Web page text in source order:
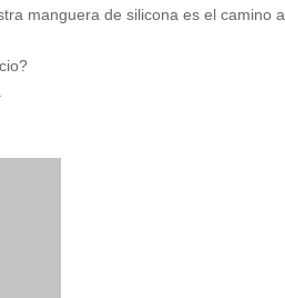
manguera de silicona es el camino a